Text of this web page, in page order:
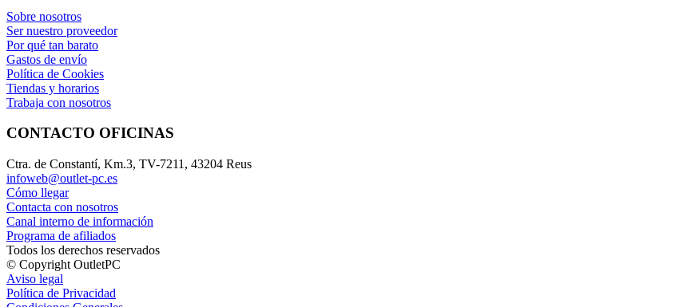
Sobre nosotros
Ser nuestro proveedor
Por qué tan barato
Gastos de envío
Política de Cookies
Tiendas y horarios
Trabaja con nosotros
CONTACTO OFICINAS
Ctra. de Constantí, Km.3, TV-7211, 43204 Reus
infoweb@outlet-pc.es
Cómo llegar
Contacta con nosotros
Canal interno de información
Programa de afiliados
Todos los derechos reservados
© Copyright OutletPC
Aviso legal
Política de Privacidad